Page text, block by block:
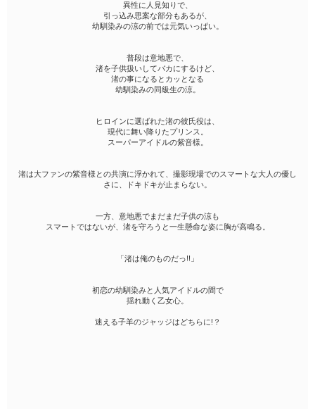
異性に人見知りで、
引っ込み思案な部分もあるが、
幼馴染みの涼の前では元気いっぱい。
普段は意地悪で、
渚を子供扱いしてバカにするけど、
渚の事になるとカッとなる
幼馴染みの同級生の涼。
ヒロインに選ばれた渚の彼氏役は、
現代に舞い降りたプリンス。
スーパーアイドルの紫音様。
渚は大ファンの紫音様との共演に浮かれて、撮影現場でのスマートな大人の優し
さに、ドキドキが止まらない。
一方、意地悪でまだまだ子供の涼も
スマートではないが、渚を守ろうと一生懸命な姿に胸が高鳴る。
「渚は俺のものだっ!!」
初恋の幼馴染みと人気アイドルの間で
揺れ動く乙女心。
迷える子羊のジャッジはどちらに!？